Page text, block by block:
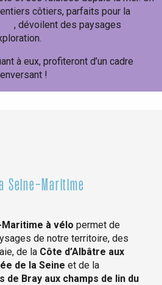
côtiers, parfaits pour la
, dévoilent des paysages
à eux, profiteront d’un cadre
!
Seine-Maritime
à vélo permet de
de notre territoire, des
de la Côte d’Albâtre aux
de la Seine et de la
de Bray aux champs de lin du